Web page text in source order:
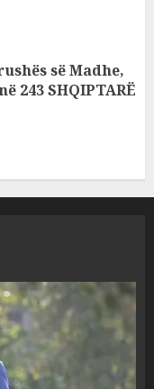
së Madhe,
243 SHQIPTARË